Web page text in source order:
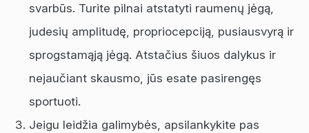
svarbūs. Turite pilnai atstatyti raumenų jėgą,
judesių amplitudę, propriocepciją, pusiausvyrą ir
sprogstamąją jėgą. Atstačius šiuos dalykus ir
nejaučiant skausmo, jūs esate pasirengęs
sportuoti.
Jeigu leidžia galimybės, apsilankykite pas